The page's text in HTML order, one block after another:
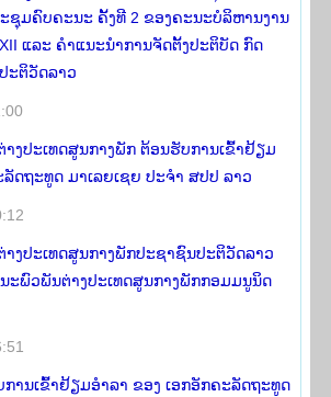
ຊຸມຄົບຄະນະ ຄັ້ງທີ 2 ຂອງຄະນະບໍລິຫານງານ
ແລະ ຄໍາແນະນໍາການຈັດຕັ້ງປະຕິບັດ ກົດ
ະຕິວັດລາວ
ງປະເທດສູນກາງພັກ ຕ້ອນຮັບການເຂົ້າຢ້ຽມ
ດຖະທູດ ມາເລຍເຊຍ ປະຈຳ ສປປ ລາວ
ງປະເທດສູນກາງພັກປະຊາຊົນປະຕິວັດລາວ
ພົວພັນຕ່າງປະເທດສູນກາງພັກກອມມນູນິດ
ານເຂົ້າຢ້ຽມອໍາລາ ຂອງ ເອກອັກຄະລັດຖະທູດ